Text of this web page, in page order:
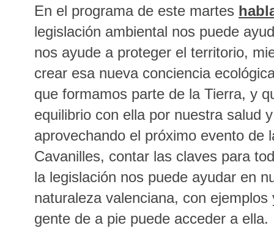
En el programa de este martes
legislación ambiental nos puede
nos ayude a proteger el territorio,
crear esa nueva conciencia
que formamos parte de la Tierra, y
equilibrio con ella por nuestra salud
aprovechando el próximo evento de
Cavanilles, contar las claves para
la legislación nos puede ayudar en
naturaleza valenciana, con
gente de a pie puede acceder a ella.